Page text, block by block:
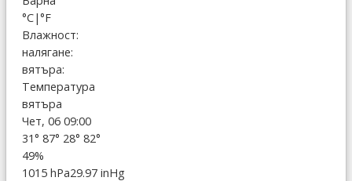
°C|°F
Влажност:
налягане:
вятъра:
Температура
вятъра
Чет, 06 09:00
31° 87° 28° 82°
49%
1015 hPa29.97 inHg